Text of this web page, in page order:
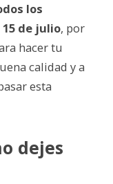
los
de julio, por
hacer tu
calidad y a
esta
dejes